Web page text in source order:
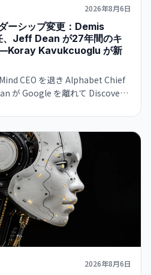
2026年8月6日
ーシップ変更：Demis
、Jeff Dean が27年間のキ
Kavukcuoglu が新
CEO を退き Alphabet Chief
が Google を離れて Discovery
2026年8月6日